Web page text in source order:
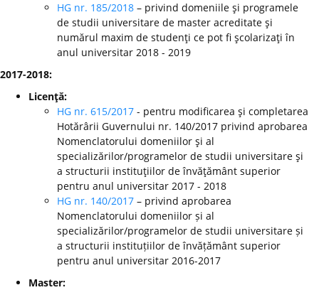
HG nr. 185/2018 – privind domeniile şi programele
de studii universitare de master acreditate şi
numărul maxim de studenţi ce pot fi şcolarizaţi în
anul universitar 2018 - 2019
2017-2018:
Licenţă:
HG nr. 615/2017 - pentru modificarea şi completarea
Hotărârii Guvernului nr. 140/2017 privind aprobarea
Nomenclatorului domeniilor şi al
specializărilor/programelor de studii universitare şi
a structurii instituţiilor de învăţământ superior
pentru anul universitar 2017 - 2018
HG nr. 140/2017 – privind aprobarea
Nomenclatorului domeniilor și al
specializărilor/programelor de studii universitare și
a structurii instituțiilor de învățământ superior
pentru anul universitar 2016-2017
Master: